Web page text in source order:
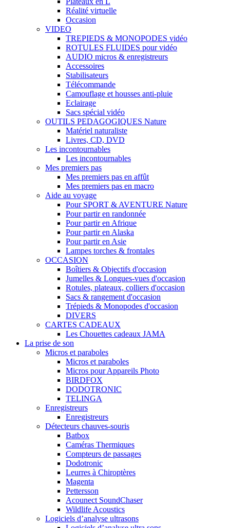
Réalité virtuelle
Occasion
VIDEO
TREPIEDS & MONOPODES vidéo
ROTULES FLUIDES pour vidéo
AUDIO micros & enregistreurs
Accessoires
Stabilisateurs
Télécommande
Camouflage et housses anti-pluie
Eclairage
Sacs spécial vidéo
OUTILS PEDAGOGIQUES Nature
Matériel naturaliste
Livres, CD, DVD
Les incontournables
Les incontournables
Mes premiers pas
Mes premiers pas en affût
Mes premiers pas en macro
Aide au voyage
Pour SPORT & AVENTURE Nature
Pour partir en randonnée
Pour partir en Afrique
Pour partir en Alaska
Pour partir en Asie
Lampes torches & frontales
OCCASION
Boîtiers & Objectifs d'occasion
Jumelles & Longues-vues d'occasion
Rotules, plateaux, colliers d'occasion
Sacs & rangement d'occasion
Trépieds & Monopodes d'occasion
DIVERS
CARTES CADEAUX
Les Chouettes cadeaux JAMA
La prise de son
Micros et paraboles
Micros et paraboles
Micros pour Appareils Photo
BIRDFOX
DODOTRONIC
TELINGA
Enregistreurs
Enregistreurs
Détecteurs chauves-souris
Batbox
Caméras Thermiques
Compteurs de passages
Dodotronic
Leurres à Chiroptères
Magenta
Pettersson
Acounect SoundChaser
Wildlife Acoustics
Logiciels d’analyse ultrasons